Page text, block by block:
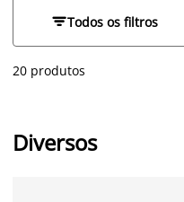
Todos os filtros
20 produtos
Diversos